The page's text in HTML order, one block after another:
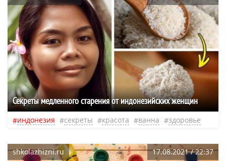
Секреты медленного старения от индонезийских женщин
индонезия секреты красота ванна здоровье
shkolazhizni.ru 17.08.2021 / 22:37